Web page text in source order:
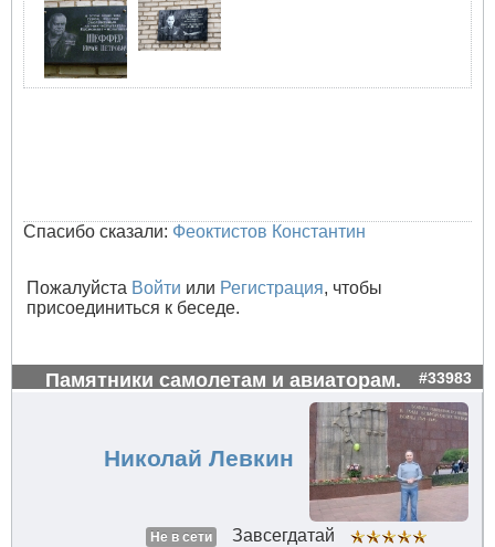
Спасибо сказали: Феоктистов Константин
Пожалуйста Войти или Регистрация, чтобы
присоединиться к беседе.
Памятники самолетам и авиаторам. #33983
Николай Левкин
Не в сети
Завсегдатай